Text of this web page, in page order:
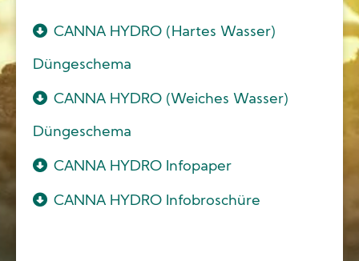
CANNA HYDRO (Hartes Wasser)
Düngeschema
CANNA HYDRO (Weiches Wasser)
Düngeschema
CANNA HYDRO Infopaper
CANNA HYDRO Infobroschüre